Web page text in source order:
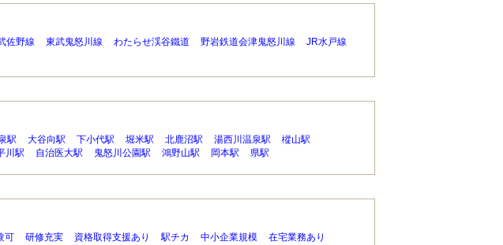
佐野線 東武鬼怒川線 わたらせ渓谷鐵道 野岩鉄道会津鬼怒川線
JR水戸線
駅 大谷向駅 下小代駅 堀米駅 北鹿沼駅 湯西川温泉駅
樅山駅
川駅 自治医大駅 鬼怒川公園駅 鴻野山駅 岡本駅 県駅
可 研修充実 資格取得支援あり 駅チカ 中小企業規模
在宅業務あり